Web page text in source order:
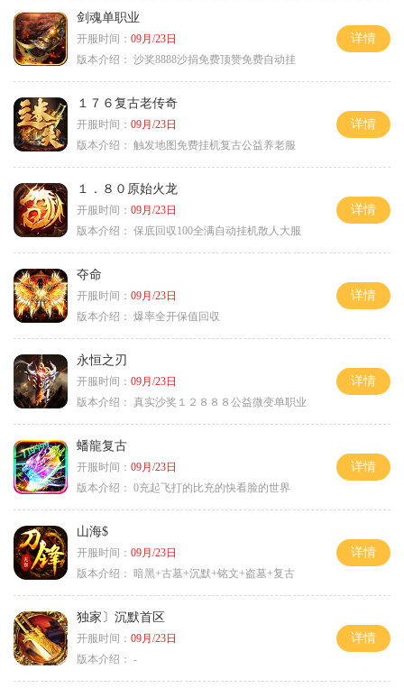
剑魂单职业
开服时间： 09月/23日
版本介绍： 沙奖8888沙捐免费顶赞免费自动挂
详情
１７６复古老传奇
开服时间： 09月/23日
版本介绍： 触发地图免费挂机复古公益养老服
详情
１．８０原始火龙
开服时间： 09月/23日
版本介绍： 保底回収100全满自动挂机散人大服
详情
夺命
开服时间： 09月/23日
版本介绍： 爆率全开保值回収
详情
永恒之刃
开服时间： 09月/23日
版本介绍： 真实沙奖１２８８８公益微变单职业
详情
蟠龍复古
开服时间： 09月/23日
版本介绍： 0充起飞打的比充的快看脸的世界
详情
山海$
开服时间： 09月/23日
版本介绍： 暗黑+古墓+沉默+铭文+盗墓+复古
详情
独家〕沉默首区
开服时间： 09月/23日
版本介绍： -
详情